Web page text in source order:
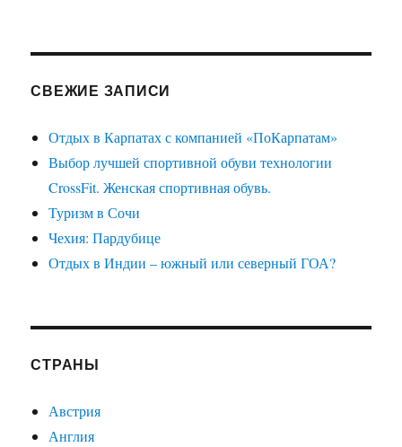
СВЕЖИЕ ЗАПИСИ
Отдых в Карпатах с компанией «ПоКарпатам»
Выбор лучшей спортивной обуви технологии
CrossFit. Женская спортивная обувь.
Туризм в Сочи
Чехия: Пардубице
Отдых в Индии – южный или северный ГОА?
СТРАНЫ
Австрия
Англия